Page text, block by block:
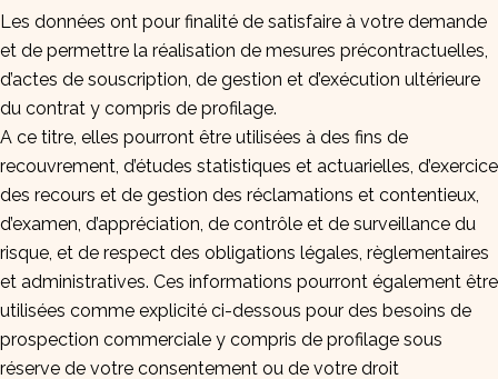
Les données ont pour finalité de satisfaire à votre demande
et de permettre la réalisation de mesures précontractuelles,
d’actes de souscription, de gestion et d’exécution ultérieure
du contrat y compris de profilage.
A ce titre, elles pourront être utilisées à des fins de
recouvrement, d’études statistiques et actuarielles, d’exercice
des recours et de gestion des réclamations et contentieux,
d’examen, d’appréciation, de contrôle et de surveillance du
risque, et de respect des obligations légales, règlementaires
et administratives. Ces informations pourront également être
utilisées comme explicité ci-dessous pour des besoins de
prospection commerciale y compris de profilage sous
réserve de votre consentement ou de votre droit